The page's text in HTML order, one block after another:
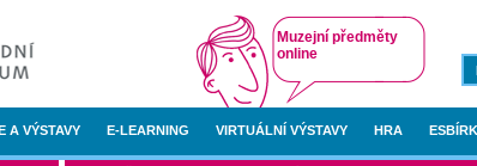
Muzejní předměty
online
A VÝSTAVY E-LEARNING VIRTUÁLNÍ VÝSTAVY HRA